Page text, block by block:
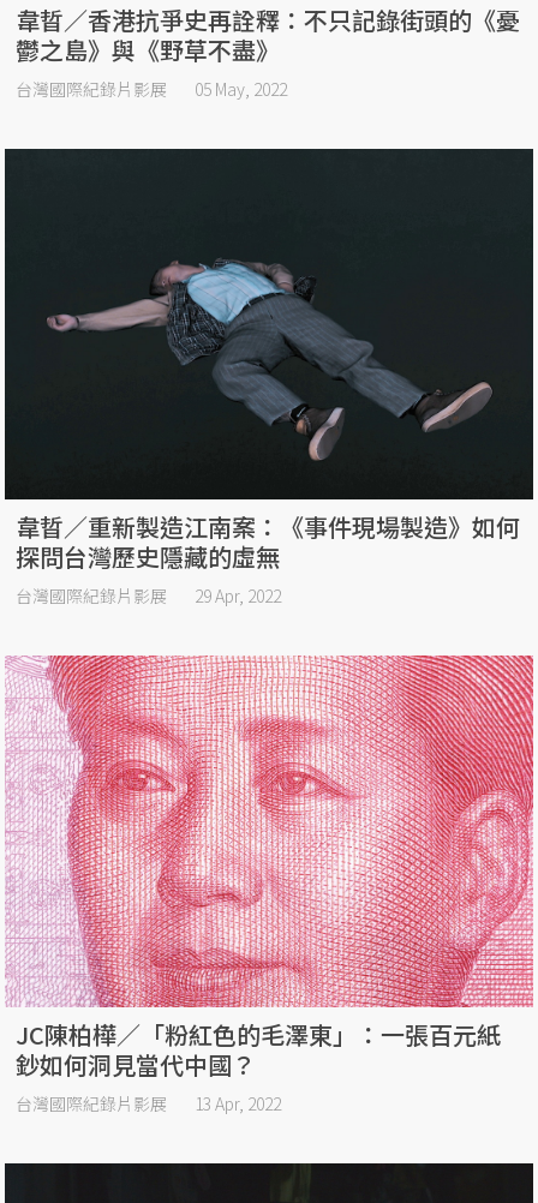
韋晢／香港抗爭史再詮釋：不只記錄街頭的《憂
鬱之島》與《野草不盡》
台灣國際紀錄片影展 05 May, 2022
韋晢／重新製造江南案：《事件現場製造》如何
探問台灣歷史隱藏的虛無
台灣國際紀錄片影展 29 Apr, 2022
JC陳柏樺／「粉紅色的毛澤東」：一張百元紙
鈔如何洞見當代中國？
台灣國際紀錄片影展 13 Apr, 2022